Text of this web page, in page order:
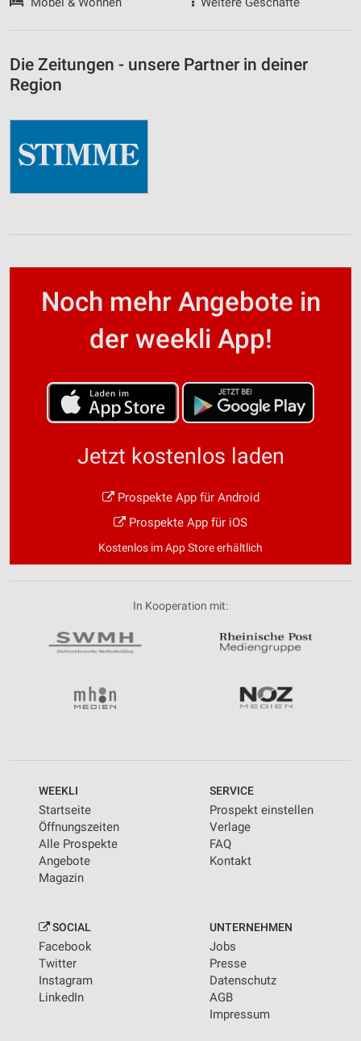
Die Zeitungen - unsere Partner in deiner
Region
Noch mehr Angebote in
der weekli App!
Jetzt kostenlos laden
Prospekte App für Android
Prospekte App für iOS
Kostenlos im App Store erhältlich
In Kooperation mit:
WEEKLI
Startseite
Öffnungszeiten
Alle Prospekte
Angebote
Magazin
SERVICE
Prospekt einstellen
Verlage
FAQ
Kontakt
SOCIAL
Facebook
Twitter
Instagram
LinkedIn
UNTERNEHMEN
Jobs
Presse
Datenschutz
AGB
Impressum